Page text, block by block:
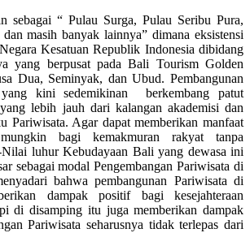
sebagai “ Pulau Surga, Pulau Seribu Pura,
masih banyak lainnya” dimana eksistensi
Kesatuan Republik Indonesia dibidang
yang berpusat pada Bali Tourism Golden
Dua, Seminyak, dan Ubud. Pembangunan
kini sedemikinan berkembang patut
lebih jauh dari kalangan akademisi dan
Pariwisata. Agar dapat memberikan manfaat
bagi kemakmuran rakyat tanpa
luhur Kebudayaan Bali yang dewasa ini
sebagai modal Pengembangan Pariwisata di
bahwa pembangunan Pariwisata di
dampak positif bagi kesejahteraan
di disamping itu juga memberikan dampak
Pariwisata seharusnya tidak terlepas dari